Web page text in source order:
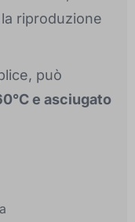
riproduzione
può
e asciugato